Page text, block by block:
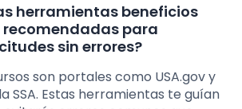
herramientas beneficios
para
sin errores?
son portales como USA.gov y
SSA. Estas herramientas te guían